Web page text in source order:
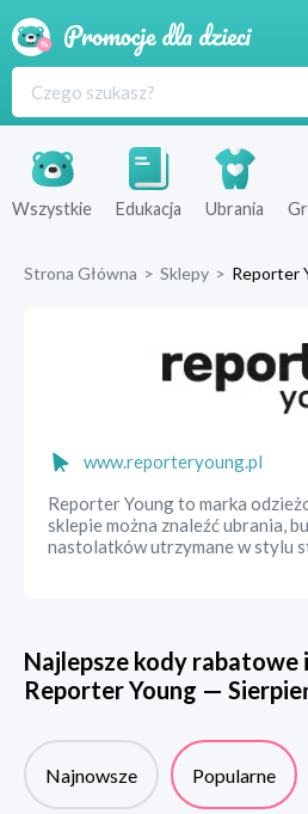
Produkty
Sklepy
Wszystkie Edukacja Ubrania
Strona Główna > Sklepy > Reporter
www.reporteryoung.pl
Reporter Young to marka
sklepie można znaleźć ubrania,
nastolatków utrzymane w stylu
Najlepsze kody rabatowe
Reporter Young —
Najnowsze Popularne